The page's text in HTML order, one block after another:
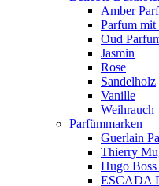
Amber
Parfum mit
Oud
Jasmin
Rose
Sandelholz
Vanille
Weihrauch
Parfümmarken
Guerlain
Thierry
Hugo
ESCADA